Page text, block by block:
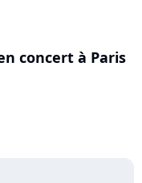
concert à Paris